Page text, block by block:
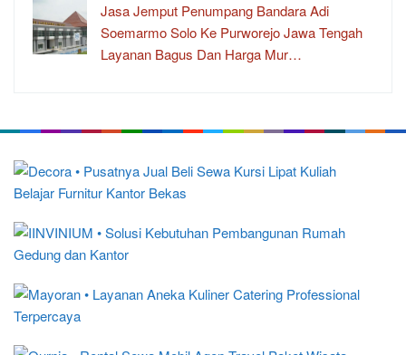
Jasa Jemput Penumpang Bandara Adi
Soemarmo Solo Ke Purworejo Jawa Tengah
Layanan Bagus Dan Harga Mur…